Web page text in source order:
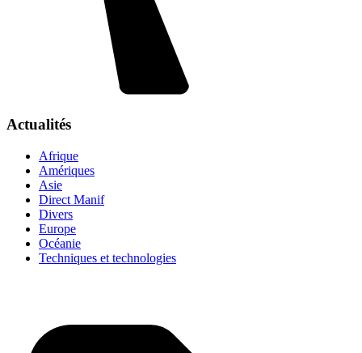
Actualités
Afrique
Amériques
Asie
Direct Manif
Divers
Europe
Océanie
Techniques et technologies